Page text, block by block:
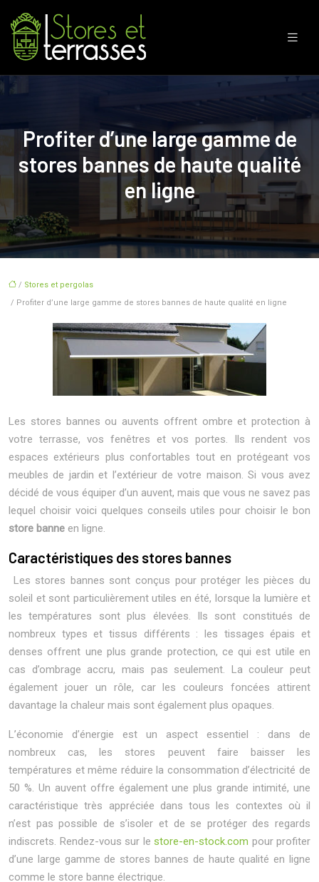
Profiter d’une large gamme de
stores bannes de haute qualité
en ligne
/ Stores et pergolas
/ Profiter d’une large gamme de stores bannes de haute qualité en ligne
Les stores bannes ou auvents offrent ombre et protection à
votre terrasse, vos fenêtres et vos portes. Ils rendent vos
espaces extérieurs plus confortables tout en protégeant vos
meubles de jardin et l’extérieur de votre maison. Si vous avez
décidé de vous équiper d’un auvent, mais que vous ne savez pas
lequel choisir voici quelques conseils utiles pour choisir le bon
store banne en ligne.
Caractéristiques des stores bannes
Les stores bannes sont conçus pour protéger les pièces du
soleil et sont particulièrement utiles en été, lorsque la lumière et
les températures sont plus élevées. Ils sont constitués de
nombreux types et tissus différents : les tissages épais et
denses offrent une plus grande protection, ce qui est utile en
cas d’ombrage accru, mais pas seulement. La couleur peut
également jouer un rôle, car les couleurs foncées attirent
davantage la chaleur mais sont également plus opaques.
L’économie d’énergie est un aspect essentiel : dans de
nombreux cas, les stores peuvent faire baisser les
températures et même réduire la consommation d’électricité de
50 %. Un auvent offre également une plus grande intimité, une
caractéristique très appréciée dans tous les contextes où il
n’est pas possible de s’isoler et de se protéger des regards
indiscrets. Rendez-vous sur le store-en-stock.com pour profiter
d’une large gamme de stores bannes de haute qualité en ligne
comme le store banne électrique.